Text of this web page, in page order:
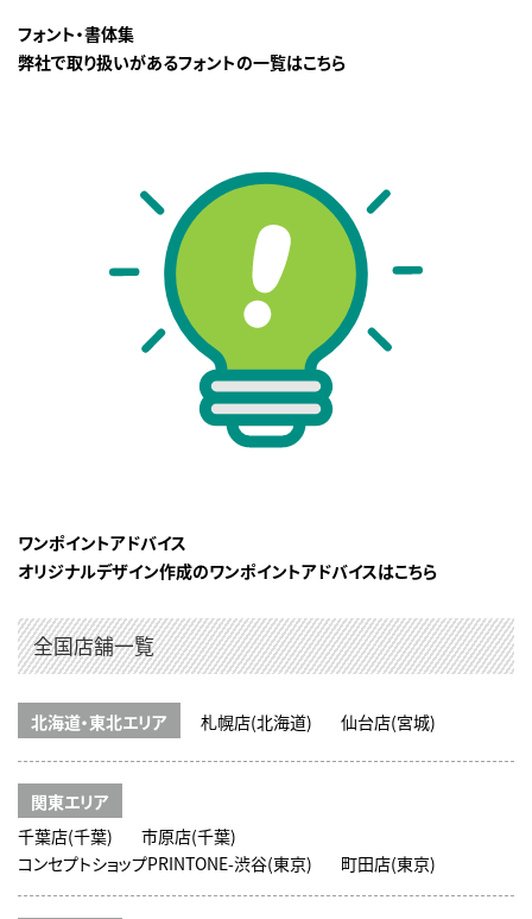
フォント・書体集
弊社で取り扱いがあるフォントの一覧はこちら
ワンポイントアドバイス
オリジナルデザイン作成のワンポイントアドバイスはこちら
全国店舗一覧
北海道・東北エリア 札幌店(北海道) 仙台店(宮城)
関東エリア
千葉店(千葉)
市原店(千葉)
コンセプトショップPRINTONE-渋谷(東京)
町田店(東京)